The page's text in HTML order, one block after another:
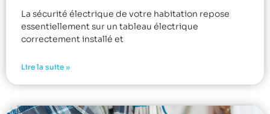
La sécurité électrique de votre habitation repose
essentiellement sur un tableau électrique
correctement installé et
Lire la suite »